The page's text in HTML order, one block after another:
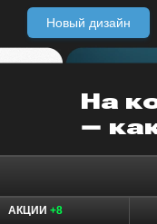
Новый дизайн
АКЦИИ +8